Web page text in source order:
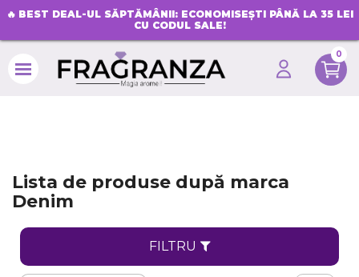
🔥 BEST DEAL-UL SĂPTĂMÂNII: ECONOMISEȘTI PÂNĂ LA 35 LEI
CU CODUL SALE!
0
Lista de produse după marca
Denim
FILTRU